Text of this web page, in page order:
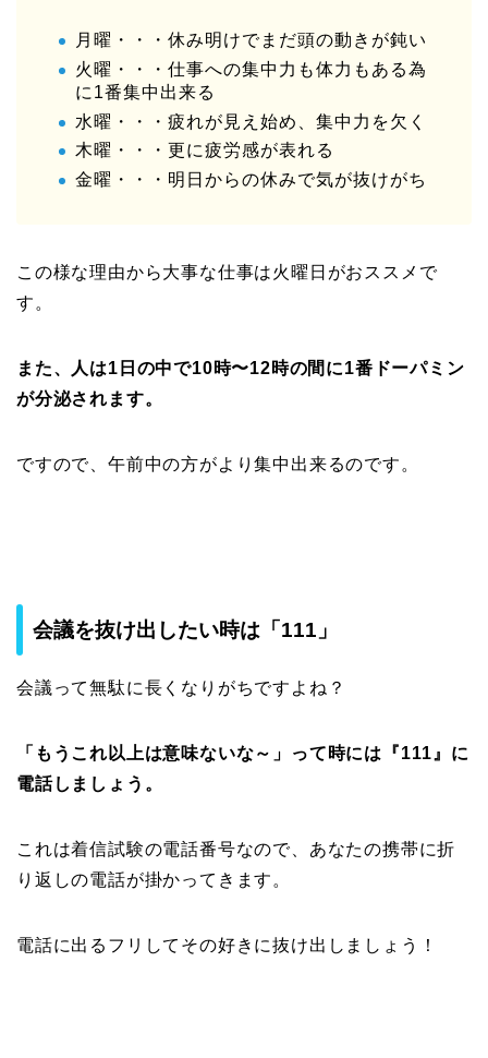
月曜・・・休み明けでまだ頭の動きが鈍い
火曜・・・仕事への集中力も体力もある為
に1番集中出来る
水曜・・・疲れが見え始め、集中力を欠く
木曜・・・更に疲労感が表れる
金曜・・・明日からの休みで気が抜けがち
この様な理由から大事な仕事は火曜日がおススメで
す。
また、人は1日の中で10時〜12時の間に1番ドーパミン
が分泌されます。
ですので、午前中の方がより集中出来るのです。
会議を抜け出したい時は「111」
会議って無駄に長くなりがちですよね？
「もうこれ以上は意味ないな～」って時には『111』に
電話しましょう。
これは着信試験の電話番号なので、あなたの携帯に折
り返しの電話が掛かってきます。
電話に出るフリしてその好きに抜け出しましょう！